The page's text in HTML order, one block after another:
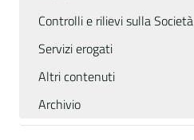
Controlli e rilievi sulla Società
Servizi erogati
Altri contenuti
Archivio